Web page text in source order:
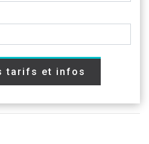
tarifs et infos